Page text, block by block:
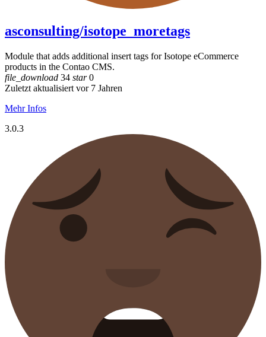
asconsulting/isotope_moretags
Module that adds additional insert tags for Isotope eCommerce
products in the Contao CMS.
file_download 34 star0
Zuletzt aktualisiert vor 7 Jahren
Mehr Infos
3.0.3